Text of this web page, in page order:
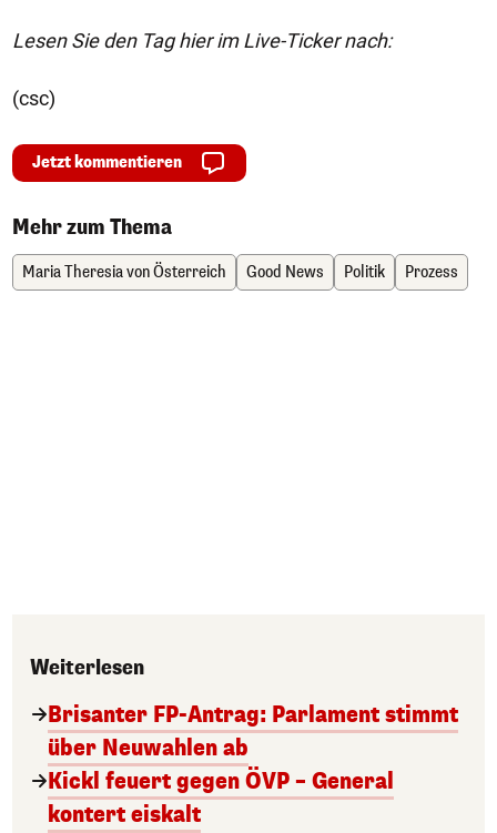
Lesen Sie den Tag hier im Live-Ticker nach:
(csc)
Jetzt kommentieren
Mehr zum Thema
Maria Theresia von Österreich Good News Politik Prozess
Weiterlesen
Brisanter FP-Antrag: Parlament stimmt
über Neuwahlen ab
Kickl feuert gegen ÖVP – General
kontert eiskalt